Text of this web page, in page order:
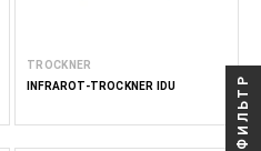
TROCKNER
INFRAROT-TROCKNER IDU
ФИЛЬТР